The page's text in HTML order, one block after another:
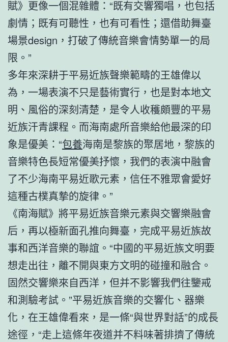
賦》更像一個混雜體：“既有交響獨唱，也包括
劇情；既有可聽性，也有可看性；還借助舞臺
場景design，打破了傳統音樂會情勢單一的局
限。”
多年來深耕于平易近族聲樂範疇的王雄偉以
為，一場表演不只是藝術實行，也是對本地文
明、風俗的深刻清楚，是令人收穫頗豐的平易
近族汗青課程。而海南處所音樂給他最深的印
象是優美：“包養海南是黎族的聚居地，黎族的
音樂特色長短常優美抒懷，我們的表演中融會
了不少海南平易近歌元素，信任不雅眾會愛好
這種古樸真摯的旋律。”
《南海賦》將平易近族音樂元素與交響樂融會
后，再以極新面孔推向舞臺，完成平易近族故
事和西洋音樂的聯誼。“中國的平易近族文明要
想走出往，離不開與東方文明的碰撞和融合。
固然交響樂來自西洋，但并不影響我們往鑒戒
和測驗考試。”平易近族音樂的交響化、器樂
化，在王雄偉看來，是一條“與世界對話”的成長
途徑，“走上這條年夜道并不料味著排擠了傳統